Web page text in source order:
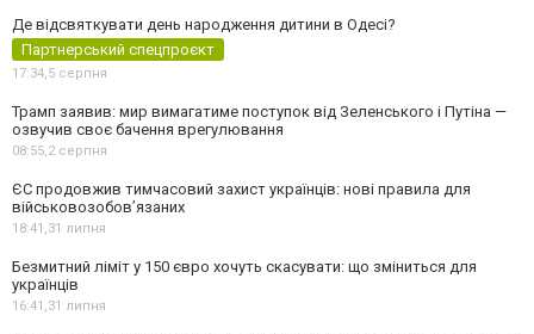
Де відсвяткувати день народження дитини в Одесі?
Партнерський спецпроєкт
17:34,5 серпня
Трамп заявив: мир вимагатиме поступок від Зеленського і Путіна —
озвучив своє бачення врегулювання
08:55,2 серпня
ЄС продовжив тимчасовий захист українців: нові правила для
військовозобов’язаних
18:41,31 липня
Безмитний ліміт у 150 євро хочуть скасувати: що зміниться для
українців
16:41,31 липня